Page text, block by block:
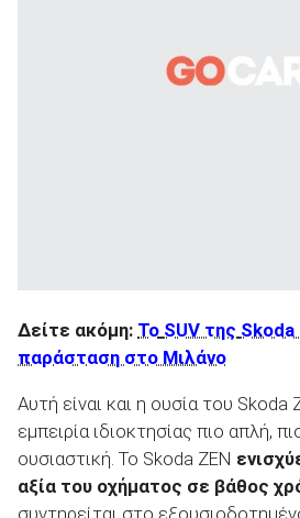
Δείτε ακόμη: To SUV της
παράσταση στο Μιλάνο
Αυτή είναι και η ουσία του Skoda
εμπειρία ιδιοκτησίας πιο απλή,
ουσιαστική. Το Skoda ZEN
αξία του οχήματος σε βάθος
συντηρείται στο